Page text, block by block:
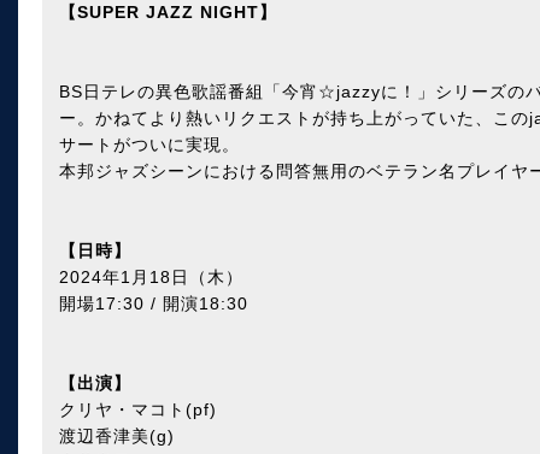
【SUPER JAZZ NIGHT】
BS日テレの異色歌謡番組「今宵☆jazzyに！」シリーズの
ー。かねてより熱いリクエストが持ち上がっていた、こ
サートがついに実現。
本邦ジャズシーンにおける問答無用のベテラン名プレイヤ
【日時】
2024年1月18日（木）
開場17:30 / 開演18:30
【出演】
クリヤ・マコト(pf)
渡辺香津美(g)